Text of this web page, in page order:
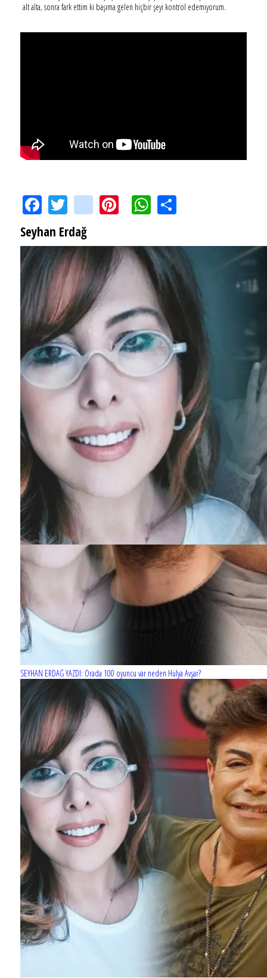
alt alta, sonra fark ettim ki başıma gelen hiçbir şeyi kontrol edemiyorum.
FacebookTwitterinstagramPinterestWhatsApp
Seyhan Erdağ
SEYHAN ERDAĞ YAZDI: Peki Mehmet Ali Erbil bu evliliği neden yaptı?
SEYHAN ERDAĞ YAZDI: Orada 100 oyuncu var neden Hülya Avşar?